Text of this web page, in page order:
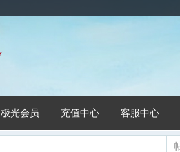
极光会员 充值中心 客服中心